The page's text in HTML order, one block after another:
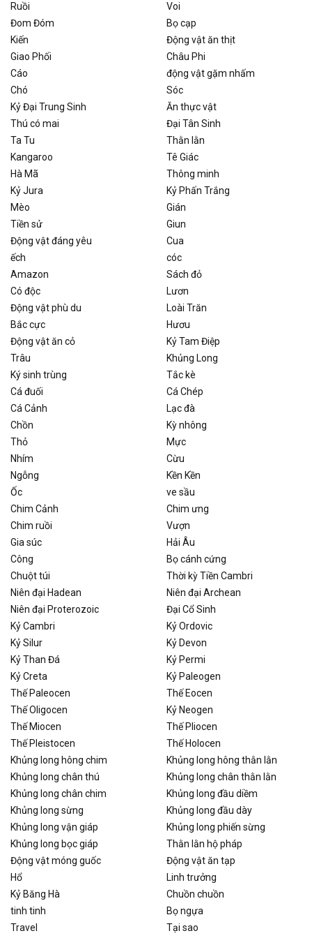
Ruồi
Voi
Đom Đóm
Bọ cạp
Kiến
Động vật ăn thịt
Giao Phối
Châu Phi
Cáo
động vật gặm nhấm
Chó
Sóc
Kỷ Đại Trung Sinh
Ăn thực vật
Thú có mai
Đại Tân Sinh
Ta Tu
Thằn lằn
Kangaroo
Tê Giác
Hà Mã
Thông minh
Kỷ Jura
Kỷ Phấn Trắng
Mèo
Gián
Tiền sử
Giun
Động vật đáng yêu
Cua
ếch
cóc
Amazon
Sách đỏ
Có độc
Lươn
Động vật phù du
Loài Trăn
Bắc cực
Hươu
Động vật ăn cỏ
Kỷ Tam Điệp
Trâu
Khủng Long
Ký sinh trùng
Tắc kè
Cá đuối
Cá Chép
Cá Cảnh
Lạc đà
Chồn
Kỳ nhông
Thỏ
Mực
Nhím
Cừu
Ngỗng
Kền Kền
Ốc
ve sầu
Chim Cảnh
Chim ưng
Chim ruồi
Vượn
Gia súc
Hải Âu
Công
Bọ cánh cứng
Chuột túi
Thời kỳ Tiền Cambri
Niên đại Hadean
Niên đại Archean
Niên đại Proterozoic
Đại Cổ Sinh
Kỷ Cambri
Kỷ Ordovic
Kỷ Silur
Kỷ Devon
Kỷ Than Đá
Kỷ Permi
Kỷ Creta
Kỷ Paleogen
Thế Paleocen
Thế Eocen
Thế Oligocen
Kỷ Neogen
Thế Miocen
Thế Pliocen
Thế Pleistocen
Thế Holocen
Khủng long hông chim
Khủng long hông thằn lằn
Khủng long chân thú
Khủng long chân thằn lằn
Khủng long chân chim
Khủng long đầu diềm
Khủng long sừng
Khủng long đầu dày
Khủng long vận giáp
Khủng long phiến sừng
Khủng long bọc giáp
Thằn lằn hộ pháp
Động vật móng guốc
Động vật ăn tạp
Hổ
Linh trưởng
Kỷ Băng Hà
Chuồn chuồn
tinh tinh
Bọ ngựa
Travel
Tại sao